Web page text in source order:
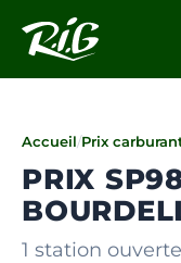
Accueil/Prix
PRIX
1 station